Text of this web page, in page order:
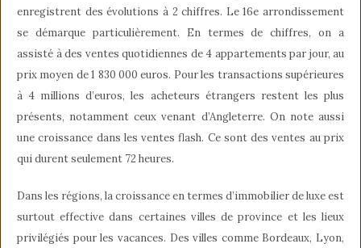
enregistrent des évolutions à 2 chiffres. Le 16e arrondissement
se démarque particulièrement. En termes de chiffres, on a
assisté à des ventes quotidiennes de 4 appartements par jour, au
prix moyen de 1 830 000 euros. Pour les transactions supérieures
à 4 millions d’euros, les acheteurs étrangers restent les plus
présents, notamment ceux venant d’Angleterre. On note aussi
une croissance dans les ventes flash. Ce sont des ventes au prix
qui durent seulement 72 heures.
Dans les régions, la croissance en termes d’immobilier de luxe est
surtout effective dans certaines villes de province et les lieux
privilégiés pour les vacances. Des villes comme Bordeaux, Lyon,